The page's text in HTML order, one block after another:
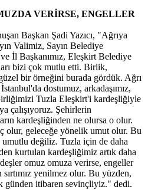
VERİRSE, ENGELLER
Başkan Şadi Yazıcı, "Ağrıya
Valimiz, Sayın Belediye
İl Başkanımız, Eleşkirt Belediye
bizi çok mutlu etti. Birlik,
bir örneğini burada gördük. Ağrı
dostumuz, arkadaşımız,
Tuzla Eleşkirt'i kardeşliğiyle
çalışıyoruz. Şehirlerin
kardeşliğinden ne olursa o olur.
olur, geleceğe yönelik umut olur. Bu
değiliz. Tuzla için de daha
kurtulan kardeşliğimiz artık daha
omuz omuza verirse, engeller
yenilmez olur. Bu yüzden,
itibaren sevinçliyiz." dedi.